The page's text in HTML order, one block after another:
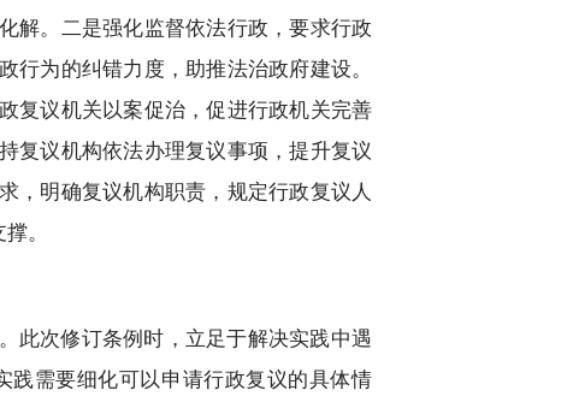
解。二是强化监督依法行政，要求行政
为的纠错力度，助推法治政府建设。
复议机关以案促治，促进行政机关完善
复议机构依法办理复议事项，提升复议
，明确复议机构职责，规定行政复议人
。
此次修订条例时，立足于解决实践中遇
践需要细化可以申请行政复议的具体情